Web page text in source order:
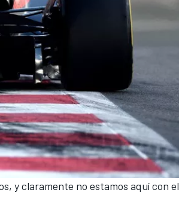
y claramente no estamos aquí con el